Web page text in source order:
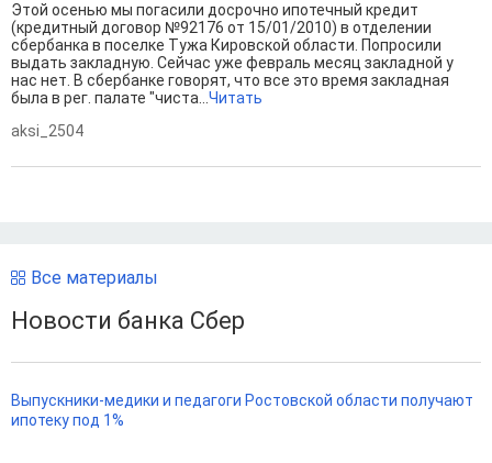
Этой осенью мы погасили досрочно ипотечный кредит
(кредитный договор №92176 от 15/01/2010) в отделении
сбербанка в поселке Тужа Кировской области. Попросили
выдать закладную. Сейчас уже февраль месяц закладной у
нас нет. В сбербанке говорят, что все это время закладная
была в рег. палате "чиста... Читать
aksi_2504
Все материалы
Новости банка Сбер
Выпускники-медики и педагоги Ростовской области получают
ипотеку под 1%